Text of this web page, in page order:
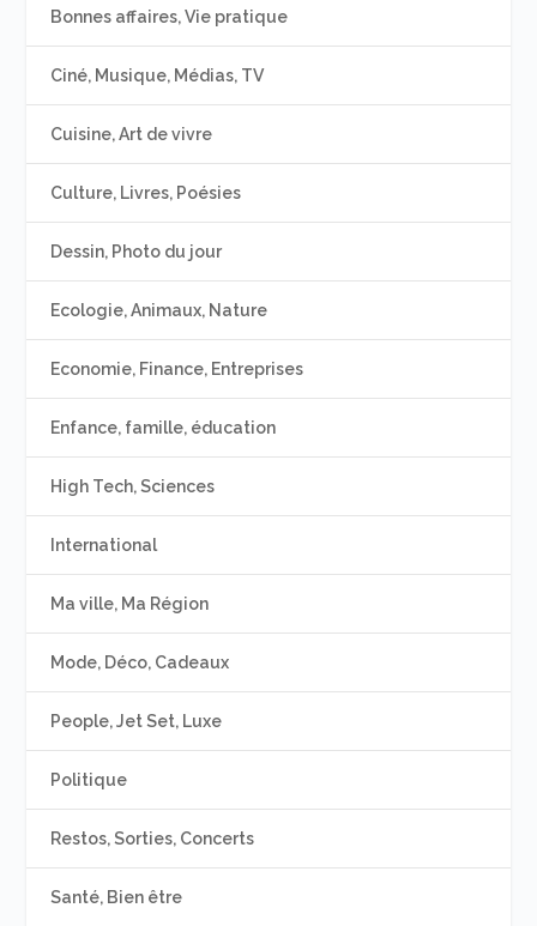
Bonnes affaires, Vie pratique
Ciné, Musique, Médias, TV
Cuisine, Art de vivre
Culture, Livres, Poésies
Dessin, Photo du jour
Ecologie, Animaux, Nature
Economie, Finance, Entreprises
Enfance, famille, éducation
High Tech, Sciences
International
Ma ville, Ma Région
Mode, Déco, Cadeaux
People, Jet Set, Luxe
Politique
Restos, Sorties, Concerts
Santé, Bien être